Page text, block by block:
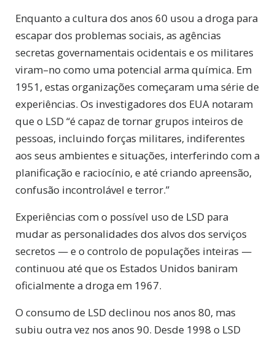
Enquanto a cultura dos anos 60 usou a droga para
escapar dos problemas sociais, as agências
secretas governamentais ocidentais e os militares
viram–no como uma potencial arma química. Em
1951, estas organizações começaram uma série de
experiências. Os investigadores dos EUA notaram
que o LSD “é capaz de tornar grupos inteiros de
pessoas, incluindo forças militares, indiferentes
aos seus ambientes e situações, interferindo com a
planificação e raciocínio, e até criando apreensão,
confusão incontrolável e terror.”
Experiências com o possível uso de LSD para
mudar as personalidades dos alvos dos serviços
secretos — e o controlo de populações inteiras —
continuou até que os Estados Unidos baniram
oficialmente a droga em 1967.
O consumo de LSD declinou nos anos 80, mas
subiu outra vez nos anos 90. Desde 1998 o LSD